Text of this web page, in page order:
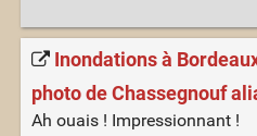
Inondations à
photo de Chassegnouf
Ah ouais ! Impressionnant !